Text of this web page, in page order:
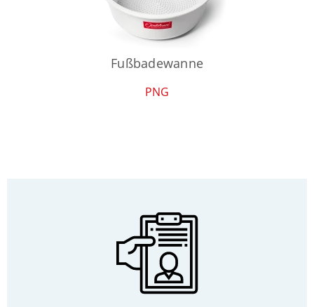
Fußbadewanne
PNG